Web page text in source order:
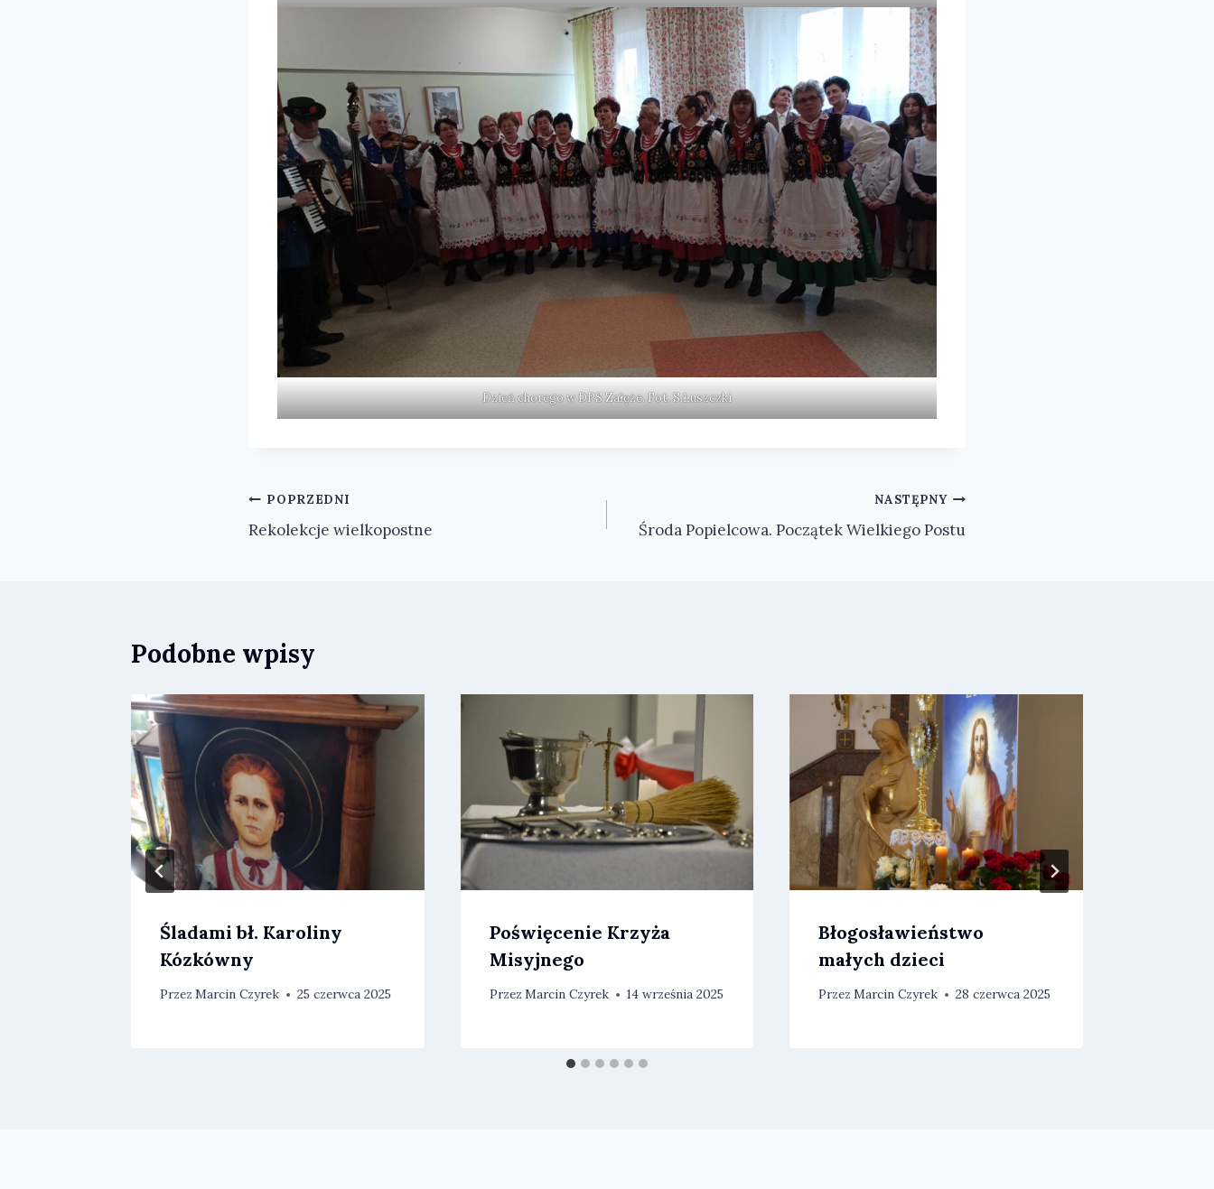
Dzień chorego w DPS Załęże. Fot. S.Łuszczki
Nawigacja
wpisu
POPRZEDNI
Rekolekcje wielkopostne
NASTĘPNY
Środa Popielcowa. Początek Wielkiego Postu
Podobne wpisy
Śladami bł. Karoliny
Kózkówny
Przez Marcin Czyrek 25 czerwca 2025
Poświęcenie Krzyża
Misyjnego
Przez Marcin Czyrek 14 września 2025
Błogosławieństwo
małych dzieci
Przez Marcin Czyrek 28 czerwca 2025